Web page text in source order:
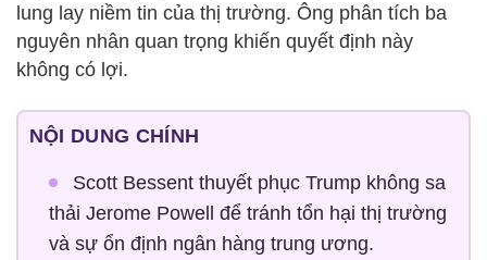
lung lay niềm tin của thị trường. Ông phân tích ba
nguyên nhân quan trọng khiến quyết định này
không có lợi.
NỘI DUNG CHÍNH
Scott Bessent thuyết phục Trump không sa
thải Jerome Powell để tránh tổn hại thị trường
và sự ổn định ngân hàng trung ương.